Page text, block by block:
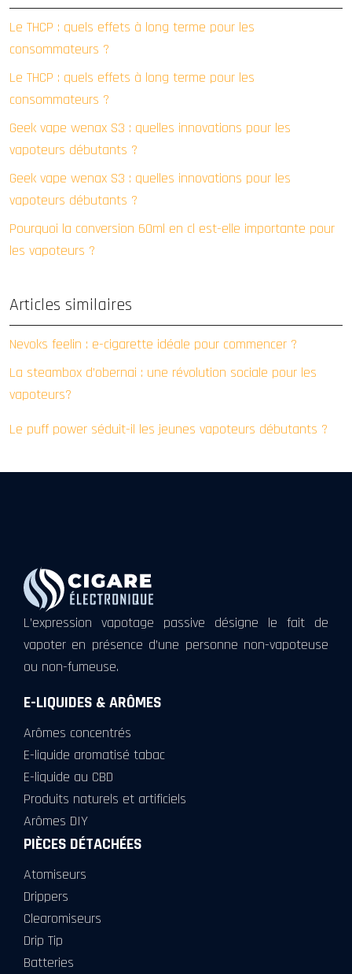
Le THCP : quels effets à long terme pour les
consommateurs ?
Le THCP : quels effets à long terme pour les
consommateurs ?
Geek vape wenax S3 : quelles innovations pour les
vapoteurs débutants ?
Geek vape wenax S3 : quelles innovations pour les
vapoteurs débutants ?
Pourquoi la conversion 60ml en cl est-elle importante pour
les vapoteurs ?
Articles similaires
Nevoks feelin : e-cigarette idéale pour commencer ?
La steambox d’obernai : une révolution sociale pour les
vapoteurs?
Le puff power séduit-il les jeunes vapoteurs débutants ?
L’expression vapotage passive désigne le fait de
vapoter en présence d’une personne non-vapoteuse
ou non-fumeuse.
E-LIQUIDES & ARÔMES
Arômes concentrés
E-liquide aromatisé tabac
E-liquide au CBD
Produits naturels et artificiels
Arômes DIY
PIÈCES DÉTACHÉES
Atomiseurs
Drippers
Clearomiseurs
Drip Tip
Batteries